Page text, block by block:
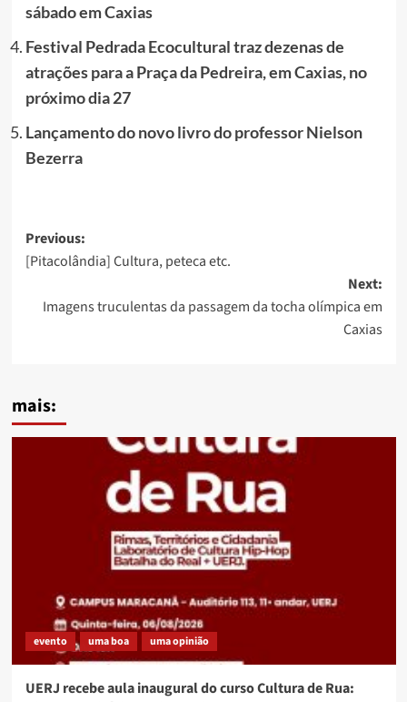
sábado em Caxias
Festival Pedrada Ecocultural traz dezenas de
atrações para a Praça da Pedreira, em Caxias, no
próximo dia 27
Lançamento do novo livro do professor Nielson
Bezerra
Post
navigation
Previous:
[Pitacolândia] Cultura, peteca etc.
Next:
Imagens truculentas da passagem da tocha olímpica em
Caxias
mais:
evento uma boa uma opinião
UERJ recebe aula inaugural do curso Cultura de Rua: